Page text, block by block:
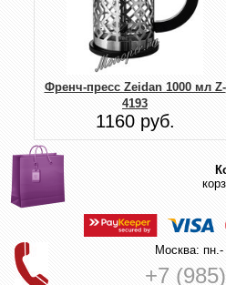
Френч-пресс Zeidan 1000 мл Z-
4193
1160 руб.
Москва:
+7 (985)